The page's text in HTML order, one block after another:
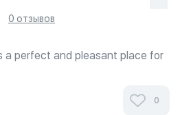
0 отзывов
a perfect and pleasant place for
Nawabi Food. With
0